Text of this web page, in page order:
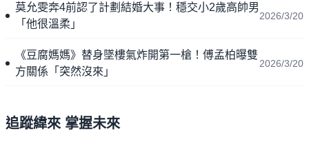
莫允雯奔4前認了計劃結婚大事！穩交小2歲高帥男
「他很溫柔」
2026/3/20
《豆腐媽媽》替身墜樓氣炸開第一槍！傅孟柏曝雙
方關係「突然沒來」
2026/3/20
追蹤緯來 掌握未來